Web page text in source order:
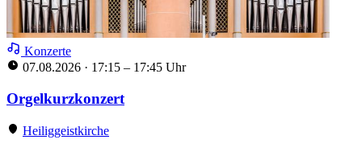
Konzerte
07.08.2026 · 17:15 – 17:45 Uhr
Orgelkurzkonzert
Heiliggeistkirche